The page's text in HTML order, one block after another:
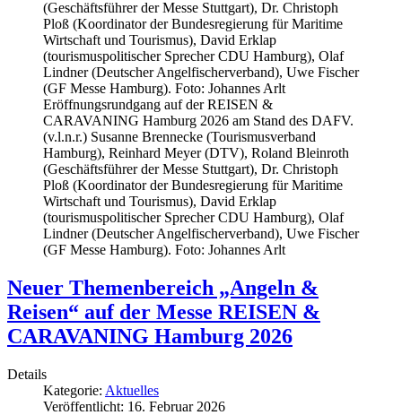
Eröffnungsrundgang auf der REISEN &
CARAVANING Hamburg 2026 am Stand des DAFV.
(v.l.n.r.) Susanne Brennecke (Tourismusverband
Hamburg), Reinhard Meyer (DTV), Roland Bleinroth
(Geschäftsführer der Messe Stuttgart), Dr. Christoph
Ploß (Koordinator der Bundesregierung für Maritime
Wirtschaft und Tourismus), David Erklap
(tourismuspolitischer Sprecher CDU Hamburg), Olaf
Lindner (Deutscher Angelfischerverband), Uwe Fischer
(GF Messe Hamburg). Foto: Johannes Arlt
Neuer Themenbereich „Angeln &
Reisen“ auf der Messe REISEN &
CARAVANING Hamburg 2026
Details
Kategorie: Aktuelles
Veröffentlicht: 16. Februar 2026